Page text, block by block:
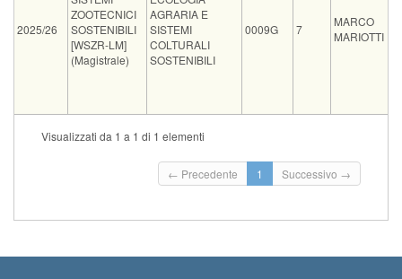
2025/26
ZOOTECNICI
SOSTENIBILI
[WSZR-LM]
(Magistrale)
AGRARIA E
SISTEMI
COLTURALI
SOSTENIBILI
0009G 7
MARCO
MARIOTTI
Data e ora Sede Note
L'esame è SPOSTATO a giovedì 10
settembre alle ore 14,30
0
Visualizzati da 1 a 1 di 1 elementi
← Precedente 1 Successivo →